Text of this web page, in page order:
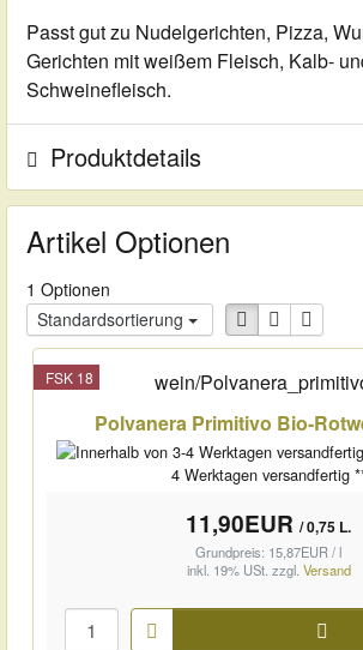
Passt gut zu Nudelgerichten, Pizza,
Gerichten mit weißem Fleisch, Kalb-
Schweinefleisch.
Produktdetails
Artikel Optionen
1 Optionen
Standardsortierung
FSK 18
Polvanera Primitivo Bio-
4 Werktagen versandfertig
11,90EUR / 0,75 L.
Grundpreis: 15,87EUR / l
inkl. 19% USt. zzgl. Versand